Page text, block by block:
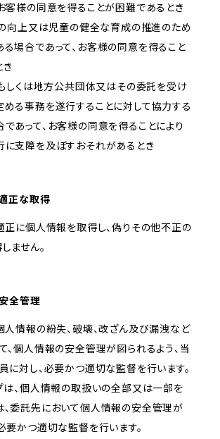
客様の同意を得ることが困難であるとき
の向上又は児童の健全な育成の推進のため
場合であって、お客様の同意を得ること
き
もしくは地方公共団体又はその委託を受け
る事務を遂行することに対して協力する
あって、お客様の同意を得ることにより
に支障を及ぼすおそれがあるとき
正な取得
正に個人情報を取得し、偽りその他不正の
ません。
全管理
人情報の紛失、破壊、改ざん及び漏洩など
、個人情報の安全管理が図られるよう、当
に対し、必要かつ適切な監督を行います。
は、個人情報の取扱いの全部又は一部を
委託先において個人情報の安全管理が
要かつ適切な監督を行います。